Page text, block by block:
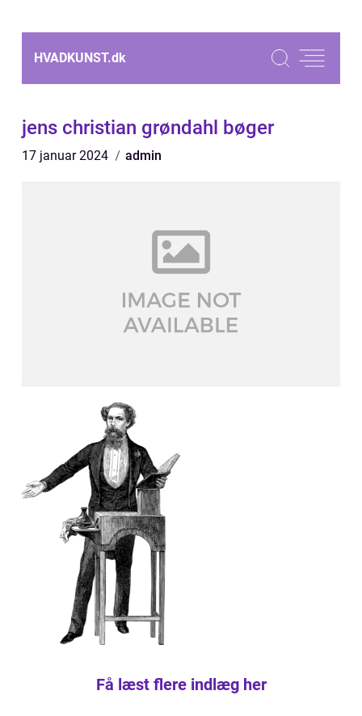
HVADKUNST.dk
jens christian grøndahl bøger
17 januar 2024 admin
Få læst flere indlæg her